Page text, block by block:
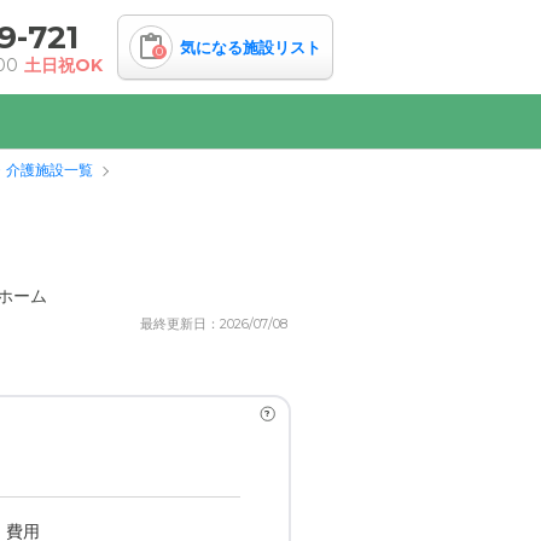
721
土日祝OK
0 気になる施設リスト
介護施設一覧
ーム
最終更新日：2026/07/08
?
費用